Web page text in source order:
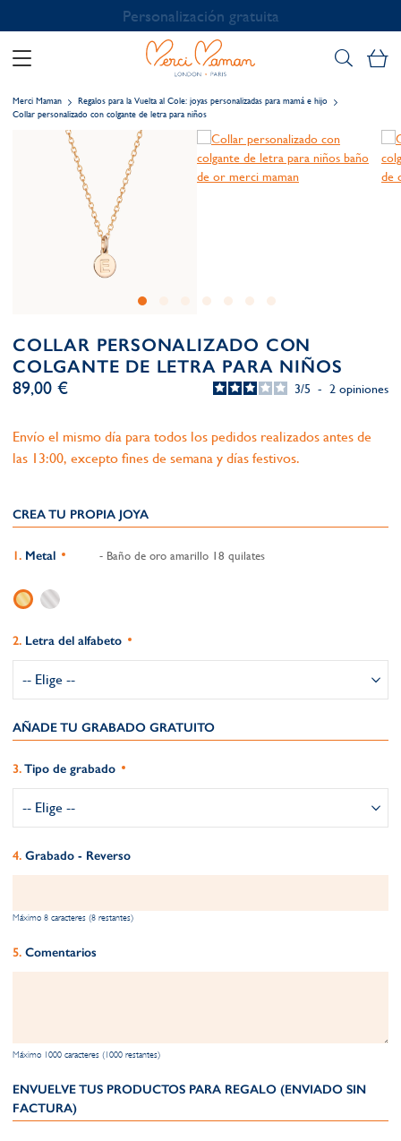
Personalización gratuita
Merci Maman
Regalos para la Vuelta al Cole: joyas personalizadas para mamá e hijo
Collar personalizado con colgante de letra para niños
COLLAR PERSONALIZADO CON
COLGANTE DE LETRA PARA NIÑOS
3/5 - 2 opiniones
89,00 €
Envío el mismo día para todos los pedidos realizados antes de
las 13:00, excepto fines de semana y días festivos.
CREA TU PROPIA JOYA
Metal - Baño de oro amarillo 18 quilates
Letra del alfabeto
AÑADE TU GRABADO GRATUITO​
Tipo de grabado
Grabado - Reverso
Máximo 8 caracteres (8 restantes)
Comentarios
Máximo 1000 caracteres (1000 restantes)
ENVUELVE TUS PRODUCTOS PARA REGALO (ENVIADO SIN
FACTURA)